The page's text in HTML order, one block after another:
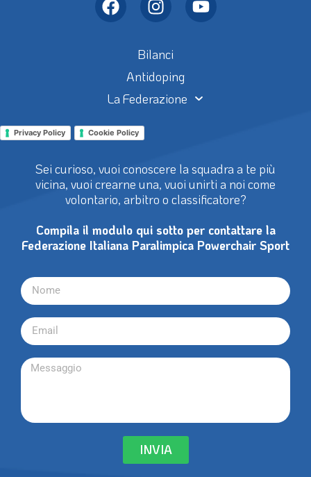
Bilanci
Antidoping
La Federazione
Privacy Policy Cookie Policy
Sei curioso, vuoi conoscere la squadra a te più
vicina, vuoi crearne una, vuoi unirti a noi come
volontario, arbitro o classificatore?
Compila il modulo qui sotto per contattare la
Federazione Italiana Paralimpica Powerchair Sport
INVIA